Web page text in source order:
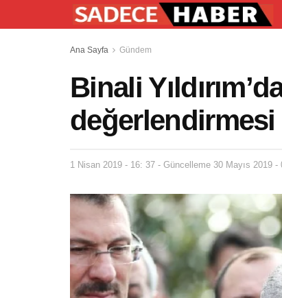
Ana Sayfa Gündem
Binali
değerlendirmesi
1 Nisan 2019 - 16: 37 - Güncelleme 30 Mayıs 2019 -